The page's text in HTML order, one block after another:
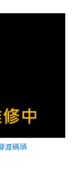
渡碼頭